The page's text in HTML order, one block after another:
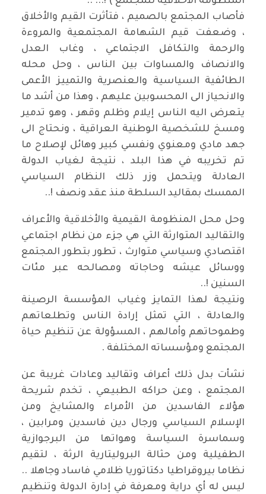
فأصاب المجتمع بالصميم ، فتأثرت القيم والأخلاق
، وضعفت قيم الشهامة المجتمعية والمروءة
والرحمة والتكافل الاجتماعي ، وغاب العدل
والانصاف والمساوات بين الناس ، وحل محله
الطائفية السياسية والعنصرية والتمييز الأعمى
والانحياز الى المحسوبين عليهم ، وهذا من أشد ما
يتعرض اليه الناس إيلام وظلم وقهر ، وهو تدمير
ومسخ للشخصية الوطنية العراقية ، ونحتاج الى
جهد مادي ومعنوي ونفسي كبير وهائل لإصلاح ما
تم تخريبه في هذا البلد ، نتيجة لغياب الدولة
العادلة ويتحمل وزر ذلك النظام السياسي
الممسك بمقاليد السلطة منذ عقد ونصف !..
وحل محل المنظومة القيمية والأخلاقية والأعراف
والتقاليد المتوارثة التي هي جزء من نظام اجتماعي
اقتصادي وسياسي متوارث ، تطور بتطور المجتمع
ووسائل عيشه وحاجاته ومصالحه عبر مئات
السنين !..
ونتيجة لهذا التمايز وغياب المؤسسة الرصينة
والعادلة ، التي تمثل إرادة الناس وتطلعاتهم
وطموحاتهم وأمالهم ، المسؤولة عن تنظيم حياة
المجتمع ومؤسساته المختلفة .
نشأت بدل ذلك أعراف وتقاليد وعادات غريبة عن
المجتمع ، وعن حراكه الطبيعي ، تخدم شريحة
هؤلاء الفاسدين من الأمراء والمشايخ ومن
الإسلام السياسي ورجال دين فاسدين ومرابين ،
وسماسرة السياسة وهواتها من البرجوازية
الطفيلية ومن حثالة البروليتارية الرثة ، لتقيم
نظاما بيروقراطيا دكتاتوريا ظلامي فاساد وجاهلا ..
ليس له أي دراية ومعرفة في إدارة الدولة وتنظيم